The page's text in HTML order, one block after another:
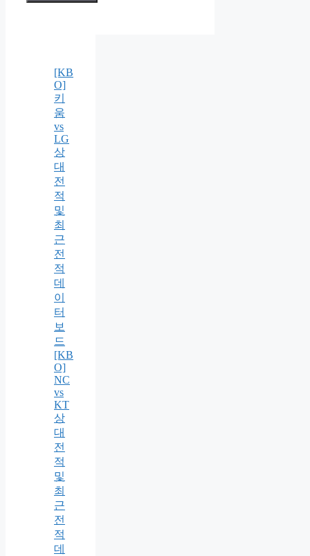
[KB
O]
키
움
vs
LG
상
대
전
적
및
최
근
전
적
데
이
터
보
드
[KB
O]
NC
vs
KT
상
대
전
적
및
최
근
전
적
데